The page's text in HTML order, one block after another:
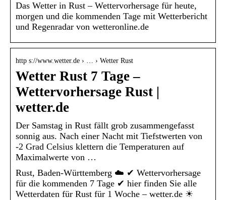
Das Wetter in Rust – Wettervorhersage für heute,
morgen und die kommenden Tage mit Wetterbericht
und Regenradar von wetteronline.de
http s://www.wetter.de › … › Wetter Rust
Wetter Rust 7 Tage –
Wettervorhersage Rust |
wetter.de
Der Samstag in Rust fällt grob zusammengefasst
sonnig aus. Nach einer Nacht mit Tiefstwerten von
-2 Grad Celsius klettern die Temperaturen auf
Maximalwerte von …
Rust, Baden-Württemberg ☁️ ✔ Wettervorhersage
für die kommenden 7 Tage ✔ hier finden Sie alle
Wetterdaten für Rust für 1 Woche – wetter.de ☀